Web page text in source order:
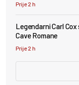
Prije 2 h
Legendarni Carl
Cave Romane
Prije 2 h